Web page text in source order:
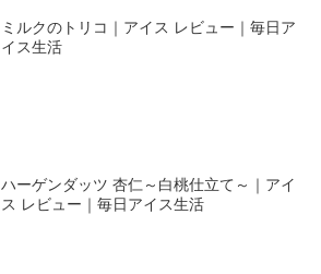
ミルクのトリコ｜アイス レビュー｜毎日ア
イス生活
ハーゲンダッツ 杏仁～白桃仕立て～｜アイ
ス レビュー｜毎日アイス生活